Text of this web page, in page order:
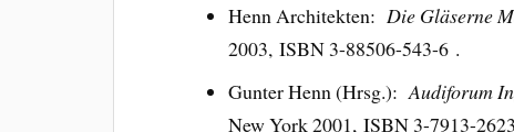
Henn Architekten: Die Gläserne
2003, ISBN 3-88506-543-6 .
Gunter Henn (Hrsg.): Audiforum
New York 2001, ISBN 3-7913-